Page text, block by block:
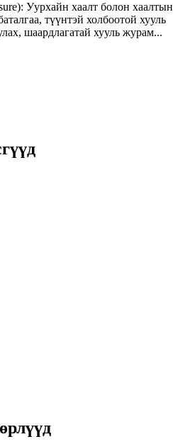
Уурхайн хаалт болон хаалтын
түүнтэй холбоотой хууль
шаардлагатай хууль журам...